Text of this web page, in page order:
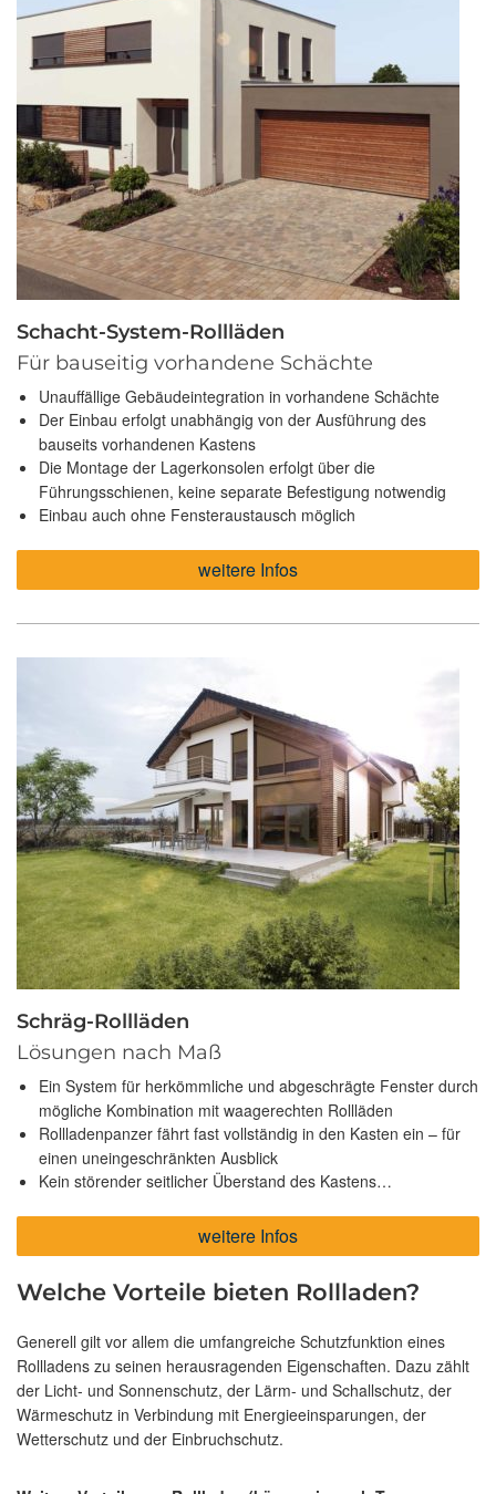
Schacht-System-Rollläden
Für bauseitig vorhandene Schächte
Unauffällige Gebäudeintegration in vorhandene Schächte
Der Einbau erfolgt unabhängig von der Ausführung des
bauseits vorhandenen Kastens
Die Montage der Lagerkonsolen erfolgt über die
Führungsschienen, keine separate Befestigung notwendig
Einbau auch ohne Fensteraustausch möglich
weitere Infos
Schräg-Rollläden
Lösungen nach Maß
Ein System für herkömmliche und abgeschrägte Fenster durch
mögliche Kombination mit waagerechten Rollläden
Rollladenpanzer fährt fast vollständig in den Kasten ein – für
einen uneingeschränkten Ausblick
Kein störender seitlicher Überstand des Kastens…
weitere Infos
Welche Vorteile bieten Rollladen?
Generell gilt vor allem die umfangreiche Schutzfunktion eines
Rollladens zu seinen herausragenden Eigenschaften. Dazu zählt
der Licht- und Sonnenschutz, der Lärm- und Schallschutz, der
Wärmeschutz in Verbindung mit Energieeinsparungen, der
Wetterschutz und der Einbruchschutz.